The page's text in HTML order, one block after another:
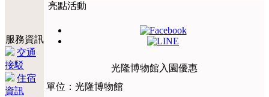
服務資訊
交通
接駁
住宿
資訊
亮點活動
光隆博物館入園優惠
單位：光隆博物館